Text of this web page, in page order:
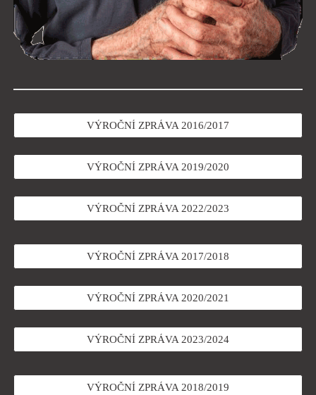
VÝROČNÍ ZPRÁVA 2016/2017
VÝROČNÍ ZPRÁVA 2019/2020
VÝROČNÍ ZPRÁVA 2022/2023
VÝROČNÍ ZPRÁVA 2017/2018
VÝROČNÍ ZPRÁVA 2020/2021
VÝROČNÍ ZPRÁVA 2023/2024
VÝROČNÍ ZPRÁVA 2018/2019